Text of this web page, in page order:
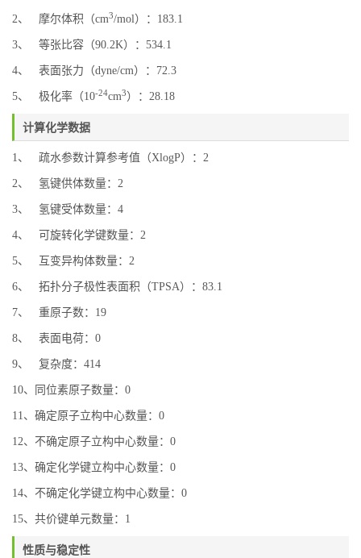
2、 摩尔体积（cm3/mol）：183.1
3、 等张比容（90.2K）：534.1
4、 表面张力（dyne/cm）：72.3
5、 极化率（10-24cm3）：28.18
计算化学数据
1、 疏水参数计算参考值（XlogP）：2
2、 氢键供体数量：2
3、 氢键受体数量：4
4、 可旋转化学键数量：2
5、 互变异构体数量：2
6、 拓扑分子极性表面积（TPSA）：83.1
7、 重原子数：19
8、 表面电荷：0
9、 复杂度：414
10、同位素原子数量：0
11、确定原子立构中心数量：0
12、不确定原子立构中心数量：0
13、确定化学键立构中心数量：0
14、不确定化学键立构中心数量：0
15、共价键单元数量：1
性质与稳定性